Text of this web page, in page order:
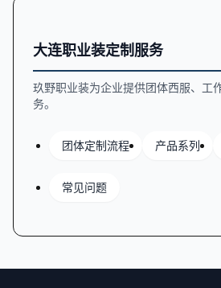
大连职业装定制服务
玖野职业装为企业提供团体西服、工
务。
团体定制流程 产品系列
常见问题